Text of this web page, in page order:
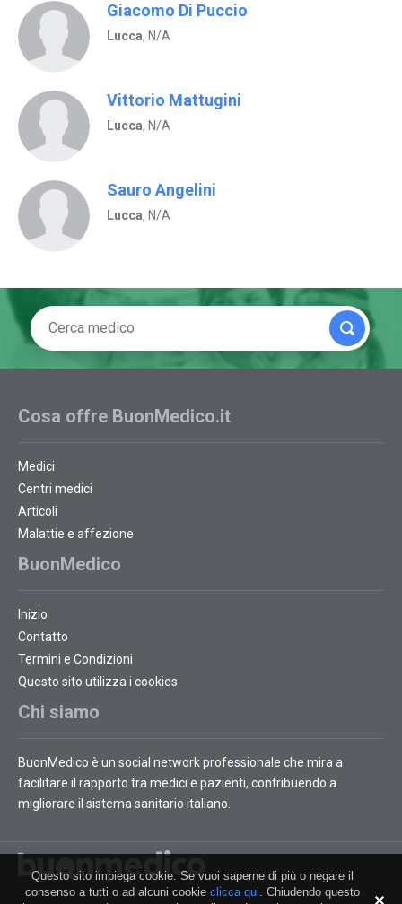
Giacomo Di Puccio
Lucca, N/A
Vittorio Mattugini
Lucca, N/A
Sauro Angelini
Lucca, N/A
Cosa offre BuonMedico.it
Medici
Centri medici
Articoli
Malattie e affezione
BuonMedico
Inizio
Contatto
Termini e Condizioni
Questo sito utilizza i cookies
Chi siamo
BuonMedico è un social network professionale che mira a
facilitare il rapporto tra medici e pazienti, contribuendo a
migliorare il sistema sanitario italiano.
Questo sito impiega cookie. Se vuoi saperne di più o negare il
consenso a tutti o ad alcuni cookie clicca qui. Chiudendo questo